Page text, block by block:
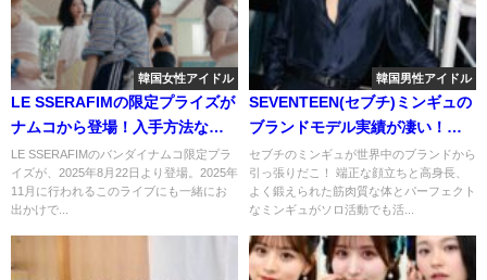
韓国女性アイドル
LE SSERAFIMの限定プライズが
ナムコから登場！入手方法など
調べてみた。
LE SSERAFIMのバンダイナムコ限定プラ
イズが、2025年8月22日より登場。2025年
11月に行われるこのライブにも一緒にお
出かけで...
韓国男性アイドル
SEVENTEEN(セブチ)ミンギュの
ブランドモデル実績が凄い！シ
ャネルルイヴィトンオメガと引
っ張りだこ！
セブチのミンギュが世界中のブランドから
引っ張りだこ！ 端正な顔立ちと高身長、
よく鍛えられた筋肉質な体とパーフェクト
なミンギュがソロ活動でも活...